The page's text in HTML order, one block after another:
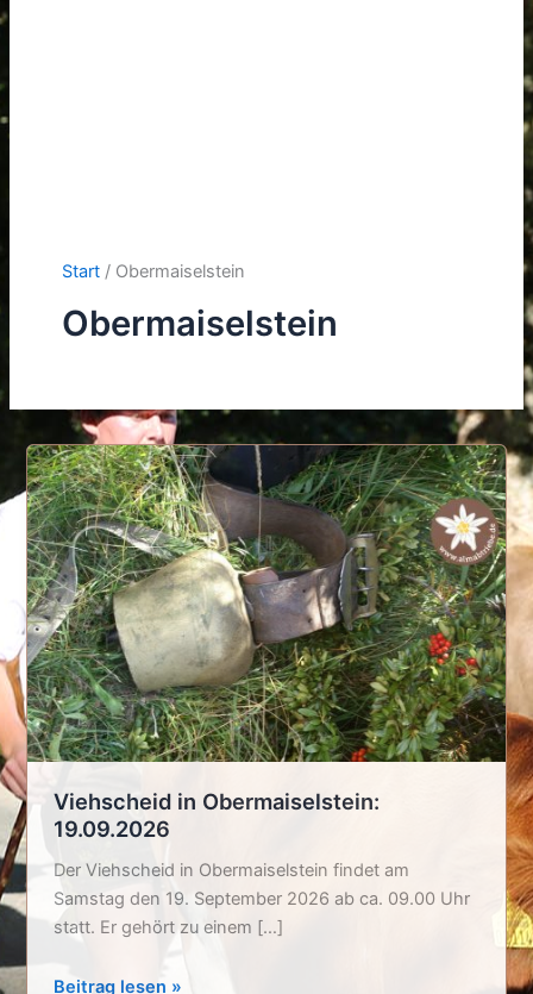
Start Obermaiselstein
Obermaiselstein
Viehscheid in Obermaiselstein:
19.09.2026
Der Viehscheid in Obermaiselstein findet am
Samstag den 19. September 2026 ab ca. 09.00 Uhr
statt. Er gehört zu einem […]
Viehscheid
Beitrag lesen »